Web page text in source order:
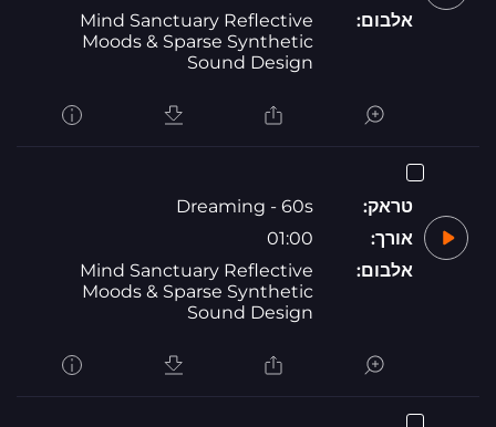
אלבום:
Mind Sanctuary Reflective
Moods & Sparse Synthetic
Sound Design
טראק:
Dreaming - 60s
אורך:
01:00
אלבום:
Mind Sanctuary Reflective
Moods & Sparse Synthetic
Sound Design